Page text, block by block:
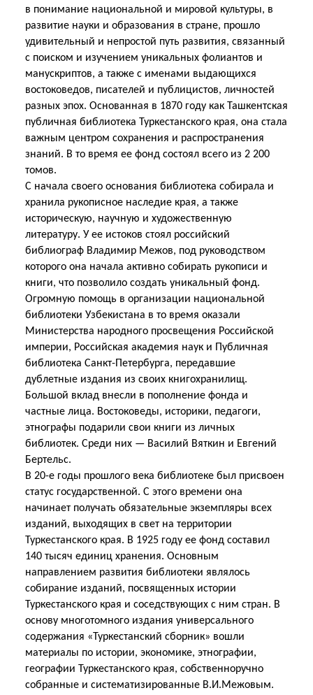
в понимание национальной и мировой культуры, в
развитие науки и образования в стране, прошло
удивительный и непростой путь развития, связанный
с поиском и изучением уникальных фолиантов и
манускриптов, а также с именами выдающихся
востоковедов, писателей и публицистов, личностей
разных эпох. Основанная в 1870 году как Ташкентская
публичная библиотека Туркестанского края, она стала
важным центром сохранения и распространения
знаний. В то время ее фонд состоял всего из 2 200
томов.
С начала своего основания библиотека собирала и
хранила рукописное наследие края, а также
историческую, научную и художественную
литературу. У ее истоков стоял российский
библиограф Владимир Межов, под руководством
которого она начала активно собирать рукописи и
книги, что позволило создать уникальный фонд.
Огромную помощь в организации национальной
библиотеки Узбекистана в то время оказали
Министерства народного просвещения Российской
империи, Российская академия наук и Публичная
библиотека Санкт-Петербурга, передавшие
дублетные издания из своих книгохранилищ.
Большой вклад внесли в пополнение фонда и
частные лица. Востоковеды, историки, педагоги,
этнографы подарили свои книги из личных
библиотек. Среди них — Василий Вяткин и Евгений
Бертельс.
В 20-е годы прошлого века библиотеке был присвоен
статус государственной. С этого времени она
начинает получать обязательные экземпляры всех
изданий, выходящих в свет на территории
Туркестанского края. В 1925 году ее фонд составил
140 тысяч единиц хранения. Основным
направлением развития библиотеки являлось
собирание изданий, посвященных истории
Туркестанского края и соседствующих с ним стран. В
основу многотомного издания универсального
содержания «Туркестанский сборник» вошли
материалы по истории, экономике, этнографии,
географии Туркестанского края, собственноручно
собранные и систематизированные В.И.Межовым.